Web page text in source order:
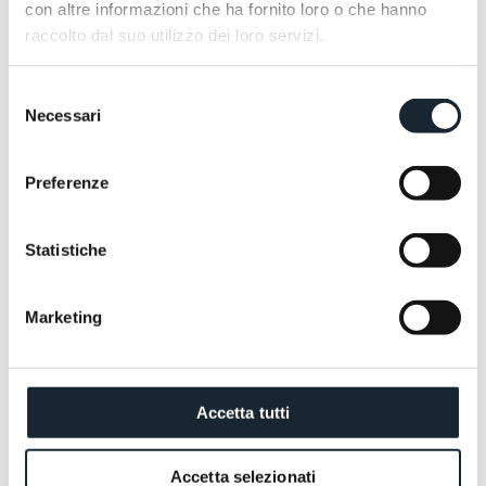
con altre informazioni che ha fornito loro o che hanno
raccolto dal suo utilizzo dei loro servizi.
delNecessari
Preferenze
Statistiche
Marketing
Accetta tutti
Accetta selezionati